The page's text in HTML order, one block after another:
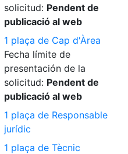
solicitud: Pendent de
publicació al web
1 plaça de Cap d'Àrea
Fecha límite de
presentación de la
solicitud: Pendent de
publicació al web
1 plaça de Responsable
jurídic
1 plaça de Tècnic